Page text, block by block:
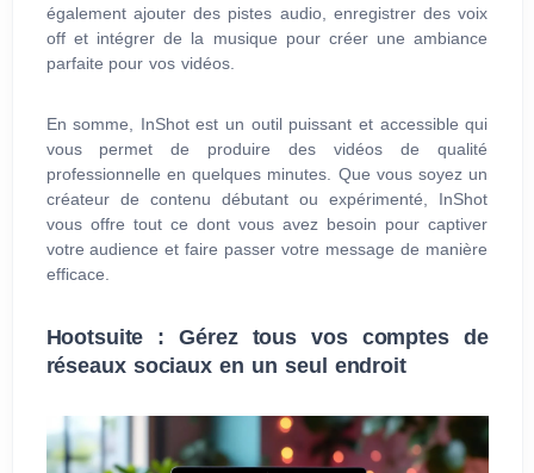
également ajouter des pistes audio, enregistrer des voix
off et intégrer de la musique pour créer une ambiance
parfaite pour vos vidéos.
En somme, InShot est un outil puissant et accessible qui
vous permet de produire des vidéos de qualité
professionnelle en quelques minutes. Que vous soyez un
créateur de contenu débutant ou expérimenté, InShot
vous offre tout ce dont vous avez besoin pour captiver
votre audience et faire passer votre message de manière
efficace.
Hootsuite : Gérez tous vos comptes de
réseaux sociaux en un seul endroit